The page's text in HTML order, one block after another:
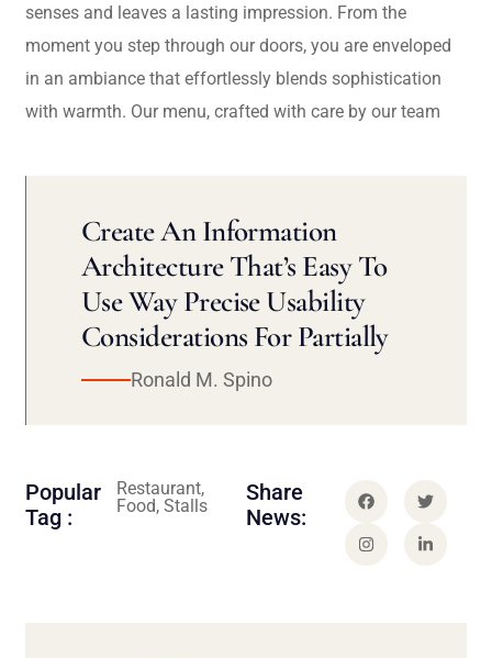
senses and leaves a lasting impression. From the
moment you step through our doors, you are enveloped
in an ambiance that effortlessly blends sophistication
with warmth. Our menu, crafted with care by our team
Create An Information
Architecture That’s Easy To
Use Way Precise Usability
Considerations For Partially
Ronald M. Spino
Popular
Tag :
Restaurant,
Food, Stalls
Share
News: